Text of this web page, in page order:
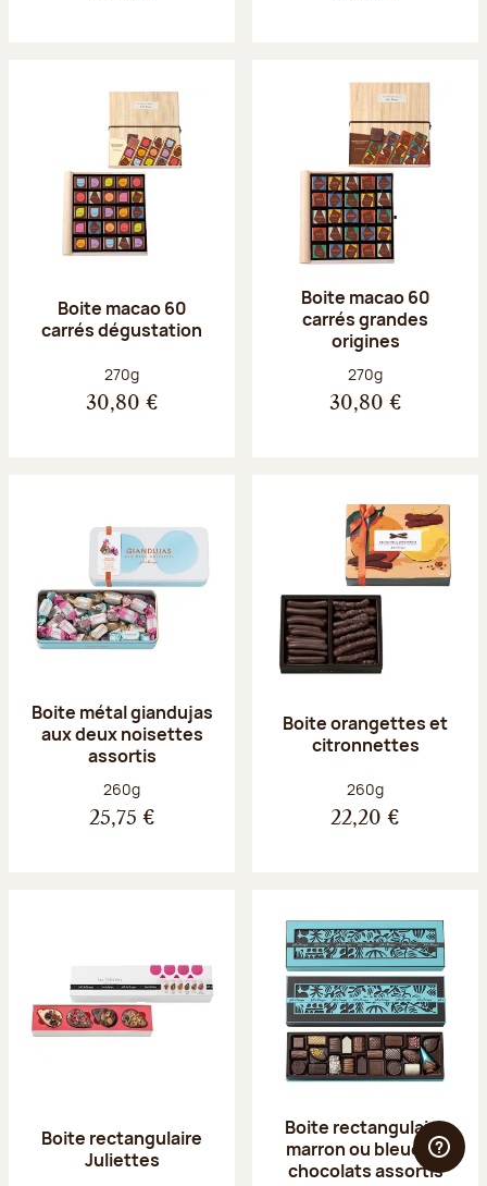
Boite macao 60
carrés dégustation
Poids net :
270g
30,80 €
Boite macao 60
carrés grandes
origines
Poids net :
270g
30,80 €
Boite métal giandujas
aux deux noisettes
assortis
Poids net :
260g
25,75 €
Boite orangettes et
citronnettes
Poids net :
260g
22,20 €
Boite rectangulaire
Juliettes
Boite rectangulaire
marron ou bleue 23
chocolats assortis